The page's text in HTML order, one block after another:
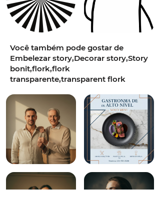
Você também pode gostar de
Embelezar story,Decorar story,Story
bonit,flork,flork
transparente,transparent flork